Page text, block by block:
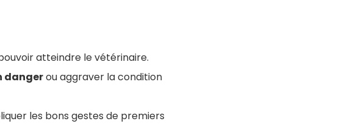
atteindre le vétérinaire.
dangerou aggraver la condition
les bons gestes de premiers